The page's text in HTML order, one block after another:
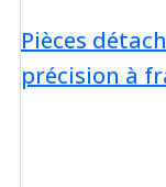
Pièces
précision à